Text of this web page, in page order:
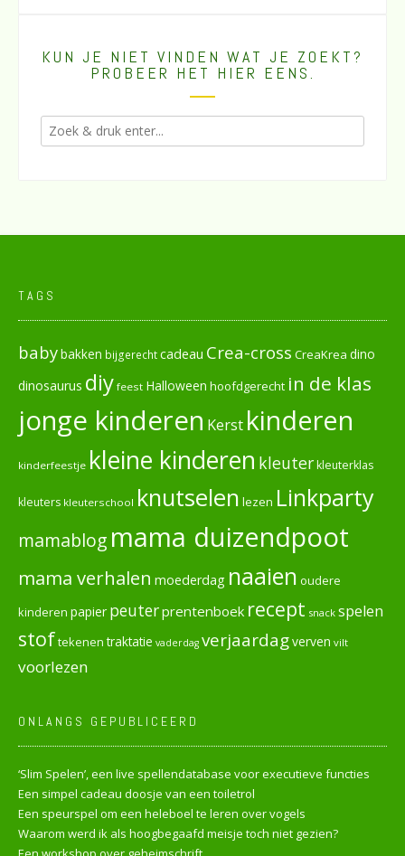
KUN JE NIET VINDEN WAT JE ZOEKT?
PROBEER HET HIER EENS.
TAGS
babybakken bijgerechtcadeau Crea-cross CreaKrea dino
dinosaurus diy feest Halloween hoofdgerecht in de klas
jonge kinderen Kerst kinderen
kinderfeestje kleine kinderen kleuterkleuterklas
kleuters kleuterschool knutselen lezen Linkparty
mamablog mama duizendpoot
mama verhalen moederdag naaien oudere
kinderen papier peuterprentenboek recept snack spelen
stoftekenen traktatie vaderdag verjaardagverven vilt
voorlezen
ONLANGS GEPUBLICEERD
‘Slim Spelen’, een live spellendatabase voor executieve functies
Een simpel cadeau doosje van een toiletrol
Een speurspel om een heleboel te leren over vogels
Waarom werd ik als hoogbegaafd meisje toch niet gezien?